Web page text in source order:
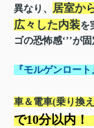
異なり、
居室か
広々した内装を
ゴの恐怖感‘’’が
『モルゲンロート
車＆電車(乗り換
で10分以内！